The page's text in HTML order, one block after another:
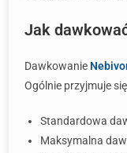
Jak
Dawkowanie
Ogólnie przyjmuje
Standardowa
Maksymalna